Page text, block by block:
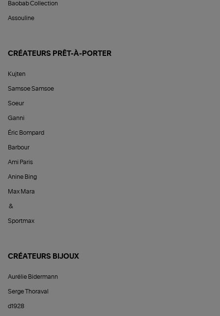
Baobab Collection
Assouline
CRÉATEURS PRÊT-À-PORTER
Kujten
Samsoe Samsoe
Soeur
Ganni
Éric Bompard
Barbour
Ami Paris
Anine Bing
Max Mara
&
Sportmax
CRÉATEURS BIJOUX
Aurélie Bidermann
Serge Thoraval
d1928